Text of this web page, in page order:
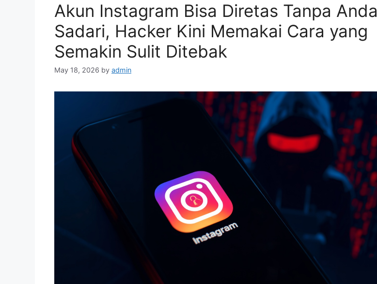
Akun Instagram Bisa Diretas Tanpa Anda
Sadari, Hacker Kini Memakai Cara yang
Semakin Sulit Ditebak
May 18, 2026 by admin